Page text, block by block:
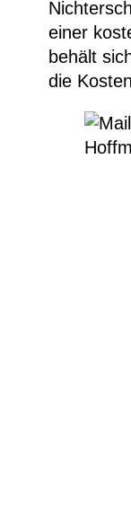
einer
behält
die